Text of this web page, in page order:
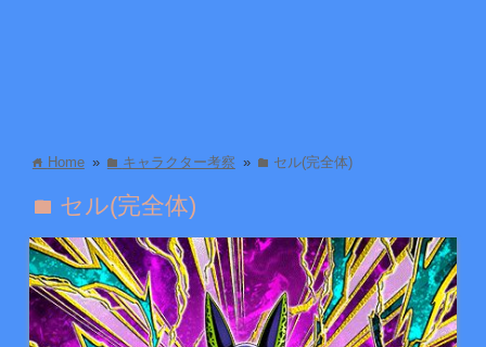
home Home » folder キャラクター考察 » folder セル(完全体)
folder セル(完全体)